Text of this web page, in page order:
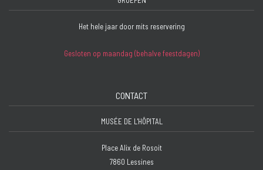
Het hele jaar door mits reservering
Gesloten op maandag (behalve feestdagen)
CONTACT
MUSÉE DE L'HÔPITAL
Place Alix de Rosoit
7860 Lessines